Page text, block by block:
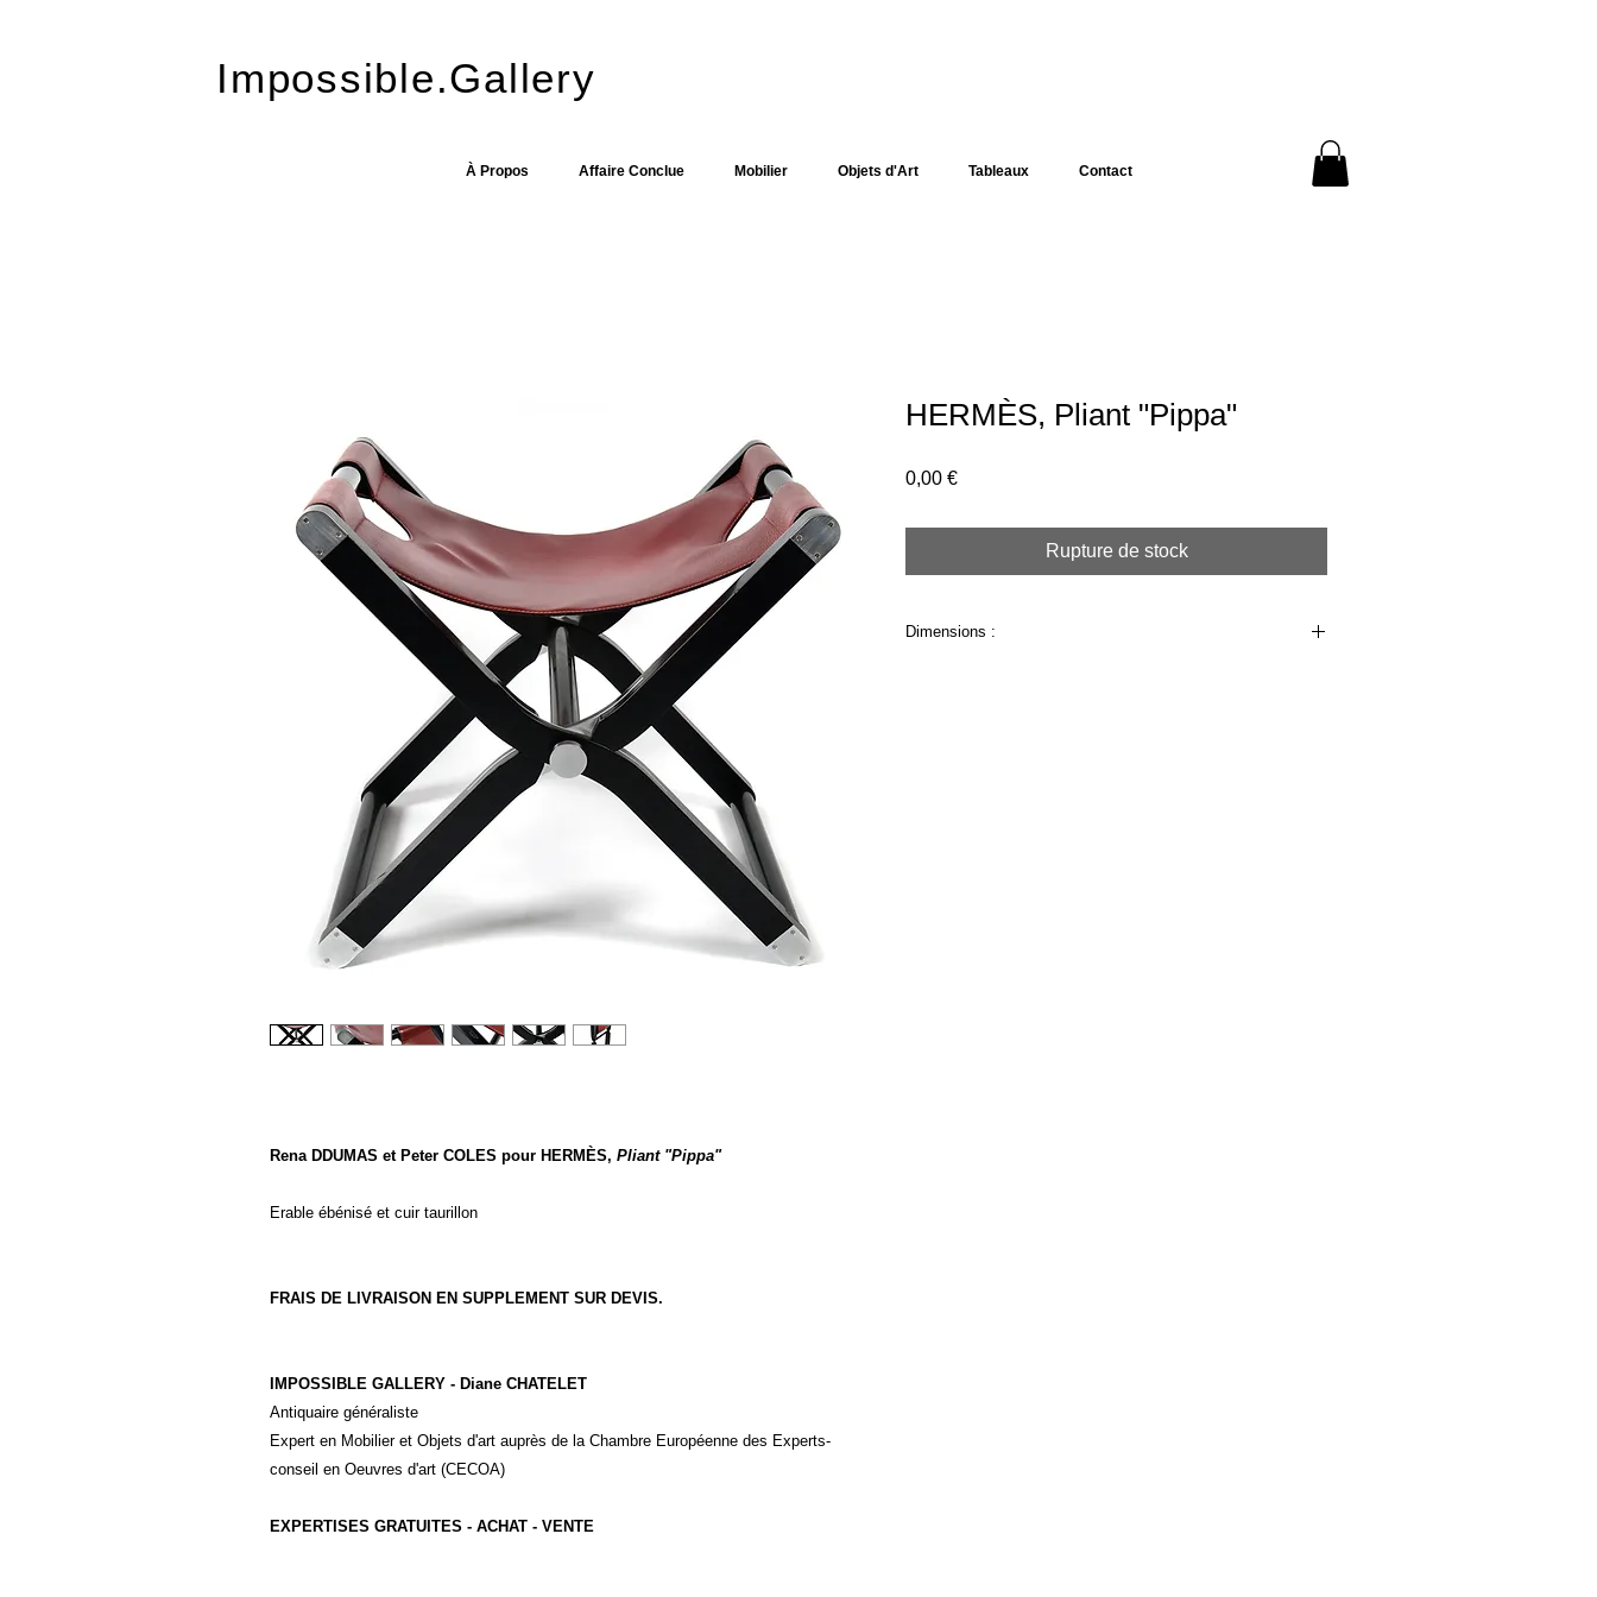
Impossible.Gallery​
À Propos Affaire Conclue Mobilier Objets d'Art Tableaux Contact
Rena DDUMAS et Peter COLES pour HERMÈS, Pliant "Pippa"
Erable ébénisé et cuir taurillon
FRAIS DE LIVRAISON EN SUPPLEMENT SUR DEVIS.
IMPOSSIBLE GALLERY - Diane CHATELET
Antiquaire généraliste
Expert en Mobilier et Objets d'art auprès de la Chambre Européenne des Experts-
conseil en Oeuvres d'art (CECOA)
EXPERTISES GRATUITES - ACHAT - VENTE
HERMÈS, Pliant "Pippa"
0,00 €Prix
Rupture de stock
Dimensions :